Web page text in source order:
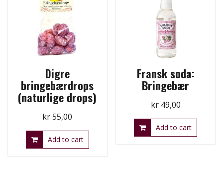
Digre
bringebærdrops
(naturlige drops)
kr55,00
Add to cart
Fransk soda:
Bringebær
kr49,00
Add to cart